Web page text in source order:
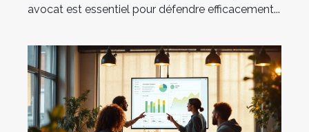
avocat est essentiel pour défendre efficacement...